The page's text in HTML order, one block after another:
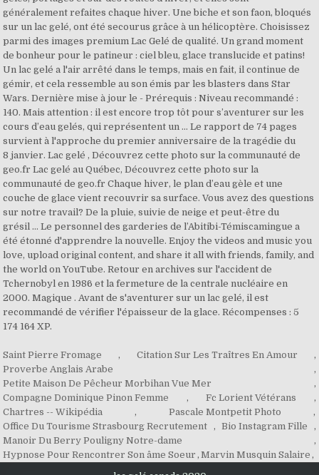
Saint Pierre Fromage , Citation Sur Les Traîtres En Amour
,
Proverbe Anglais Arabe
,
Petite Maison De Pêcheur Morbihan Vue Mer
,
Compagne Dominique Pinon Femme
, Fc Lorient Vétérans
,
Chartres -- Wikipédia
, Pascale Montpetit Photo
,
Office Du Tourisme Strasbourg Recrutement , Bio Instagram Fille
,
Manoir Du Berry Pouligny Notre-dame
,
Hypnose Pour Rencontrer Son âme Soeur , Marvin Musquin Salaire ,